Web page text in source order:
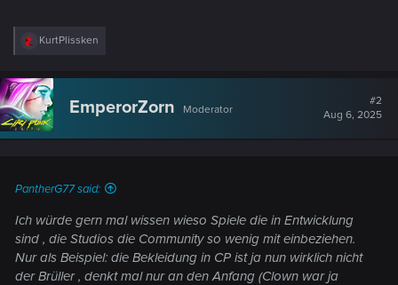
R
c
t
i
o
n
KurtPlissken
EmperorZorn Moderator
#2
Aug 6, 2025
PantherG77 said:
Ich würde gern mal wissen wieso Spiele die in Entwicklung
sind , die Studios die Community so wenig mit einbeziehen.
Nur als Beispiel: die Bekleidung in CP ist ja nun wirklich nicht
der Brüller , denkt mal nur an den Anfang (Clown war ja